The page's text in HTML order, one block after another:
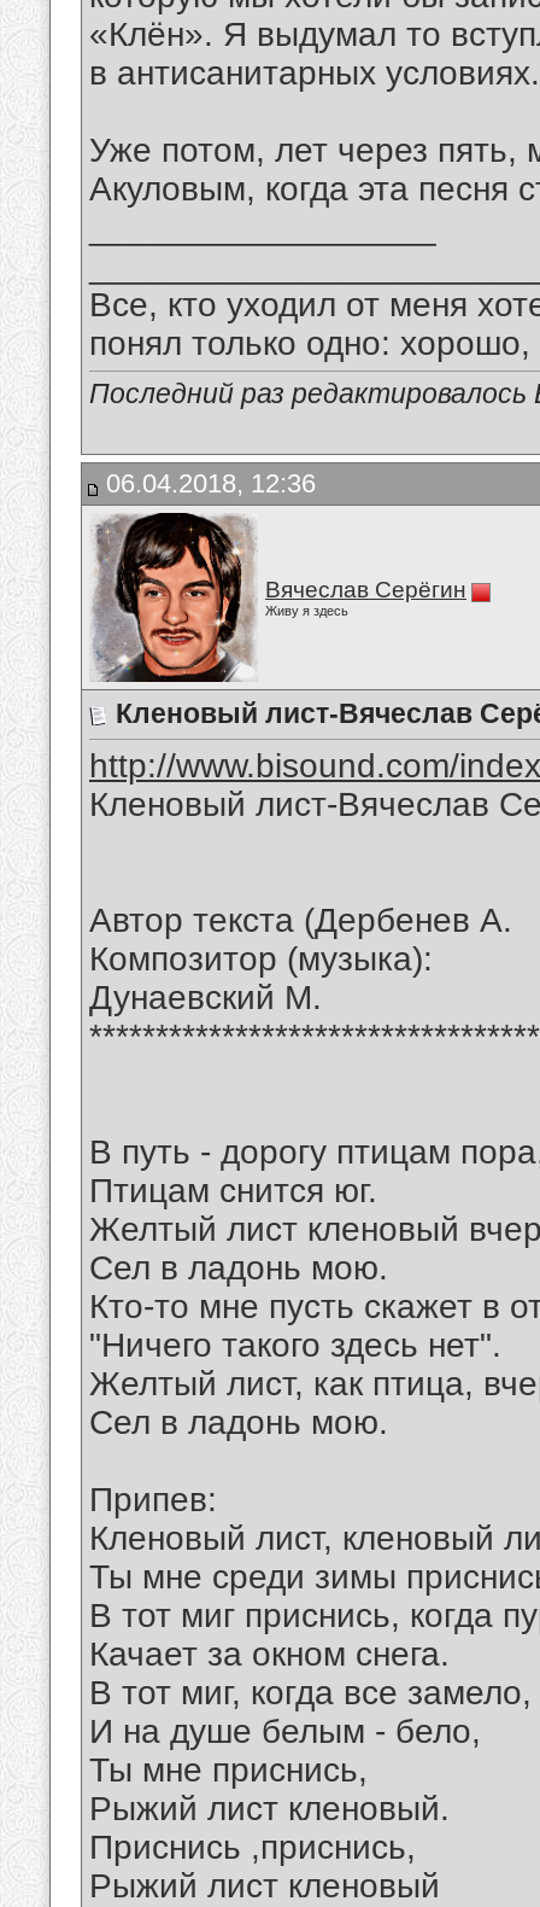
«Клён». Я выдумал то
в антисанитарных
Уже потом, лет через
Акуловым, когда эта песня
Все, кто уходил от меня
понял только одно:
Последний раз
06.04.2018, 12:36
Вячеслав Серёгин
Живу я здесь
Кленовый лист-Вячеслав
http://www.bisound.com/
Кленовый лист-Вячеслав
Автор текста (Дербенев А.
Композитор (музыка):
Дунаевский М.
**********************************
В путь - дорогу птицам
Птицам снится юг.
Желтый лист кленовый
Сел в ладонь мою.
Кто-то мне пусть скажет в
"Ничего такого здесь нет".
Желтый лист, как птица,
Сел в ладонь мою.
Припев:
Кленовый лист, кленовый
Ты мне среди зимы
В тот миг приснись, когда
Качает за окном снега.
В тот миг, когда все замело,
И на душе белым - бело,
Ты мне приснись,
Рыжий лист кленовый.
Приснись ,приснись,
Рыжий лист кленовый